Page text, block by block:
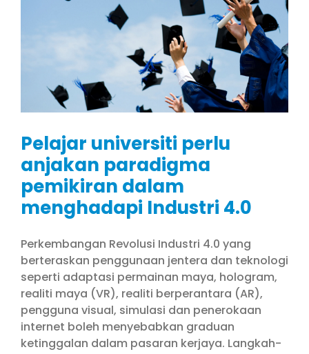
Pelajar universiti perlu
anjakan paradigma
pemikiran dalam
menghadapi Industri 4.0
Perkembangan Revolusi Industri 4.0 yang
berteraskan penggunaan jentera dan teknologi
seperti adaptasi permainan maya, hologram,
realiti maya (VR), realiti berperantara (AR),
pengguna visual, simulasi dan penerokaan
internet boleh menyebabkan graduan
ketinggalan dalam pasaran kerjaya. Langkah-